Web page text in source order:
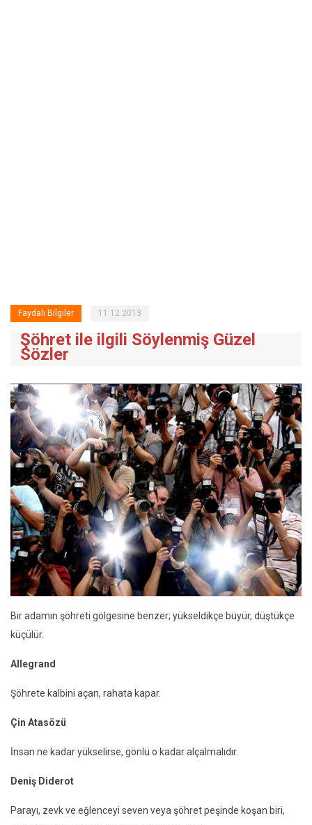
Faydalı Bilgiler 11.12.2013
Şöhret ile ilgili Söylenmiş Güzel
Sözler
Bir adamın şöhreti gölgesine benzer; yükseldikçe büyür, düştükçe
küçülür.
Allegrand
Şöhrete kalbini açan, rahata kapar.
Çin Atasözü
İnsan ne kadar yükselirse, gönlü o kadar alçalmalıdır.
Deniş Diderot
Parayı, zevk ve eğlenceyi seven veya şöhret peşinde koşan biri,